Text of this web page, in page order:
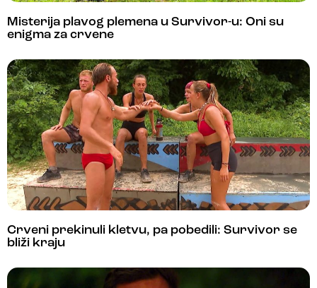
Misterija plavog plemena u Survivor-u: Oni su
enigma za crvene
Crveni prekinuli kletvu, pa pobedili: Survivor se
bliži kraju